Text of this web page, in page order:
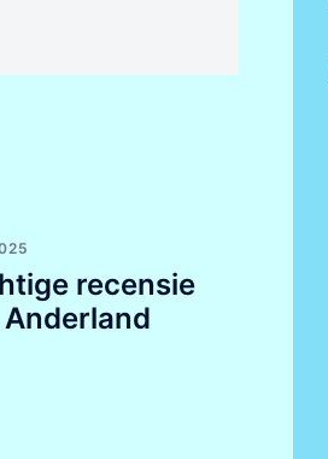
recensie